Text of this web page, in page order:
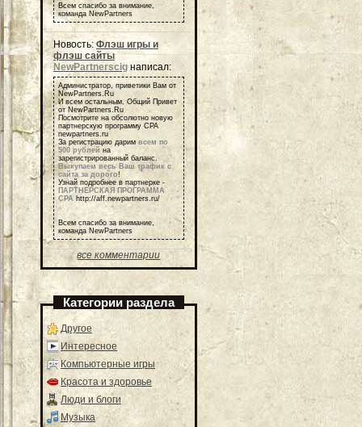
Всем спасибо за внимание,
команда NewPartners
Новость:Флэш игры и
флэш сайты
NewPartnerscigнаписал:
Администратор, приветики Вам от
NewPartners.Ru
И всем остальным, Общий Привет
от NewPartners.Ru
Посмотрите на обсолютно новую
партнерскую программу СРА
newpartners.ru
За регистрацию дарим всем по
500 рублей на
зарегистрированный баланс.
Выкупаем весь Ваш трафик с
сайта за дорого!
Узнай подробнее в партнерке -
ПАРТНЕРСКАЯ ПРОГРАММА
СРА http://aff.newpartners.ru/
Всем спасибо за внимание,
команда NewPartners
все комментарии
Категории раздела
Другое
Интересное
Компьютерные игры
Красота и здоровье
Люди и блоги
Музыка